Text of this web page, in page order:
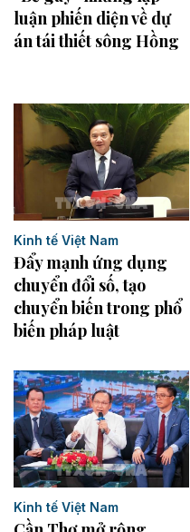
luận phiến diện về dự
án tái thiết sông Hồng
Kinh tế Việt Nam
Đẩy mạnh ứng dụng
chuyển đổi số, tạo
chuyển biến trong phổ
biến pháp luật
Kinh tế Việt Nam